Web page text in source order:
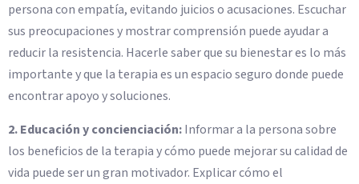
persona con empatía, evitando juicios o acusaciones. Escuchar
sus preocupaciones y mostrar comprensión puede ayudar a
reducir la resistencia. Hacerle saber que su bienestar es lo más
importante y que la terapia es un espacio seguro donde puede
encontrar apoyo y soluciones.
2. Educación y concienciación:Informar a la persona sobre
los beneficios de la terapia y cómo puede mejorar su calidad de
vida puede ser un gran motivador. Explicar cómo el